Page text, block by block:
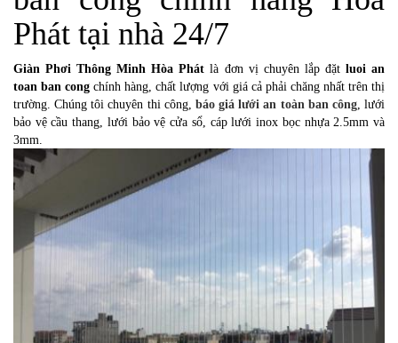
Phát tại nhà 24/7
Giàn Phơi Thông Minh Hòa Phát là đơn vị chuyên lắp đặt luoi an
toan ban cong chính hàng, chất lượng với giá cả phải chăng nhất trên thị
trường. Chúng tôi chuyên thi công, báo giá lưới an toàn ban công, lưới
bảo vệ cầu thang, lưới bảo vệ cửa sổ, cáp lưới inox bọc nhựa 2.5mm và
3mm.